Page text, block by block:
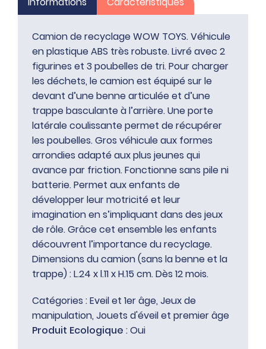
Camion de recyclage WOW TOYS. Véhicule
en plastique ABS très robuste. Livré avec 2
figurines et 3 poubelles de tri. Pour charger
les déchets, le camion est équipé sur le
devant d’une benne articulée et d’une
trappe basculante à l’arrière. Une porte
latérale coulissante permet de récupérer
les poubelles. Gros véhicule aux formes
arrondies adapté aux plus jeunes qui
avance par friction. Fonctionne sans pile ni
batterie. Permet aux enfants de
développer leur motricité et leur
imagination en s’impliquant dans des jeux
de rôle. Grâce cet ensemble les enfants
découvrent l’importance du recyclage.
Dimensions du camion (sans la benne et la
trappe) : L.24 x l.11 x H.15 cm. Dès 12 mois.
Catégories :Eveil et 1er âge, Jeux de
manipulation, Jouets d'éveil et premier âge
Produit Ecologique : Oui